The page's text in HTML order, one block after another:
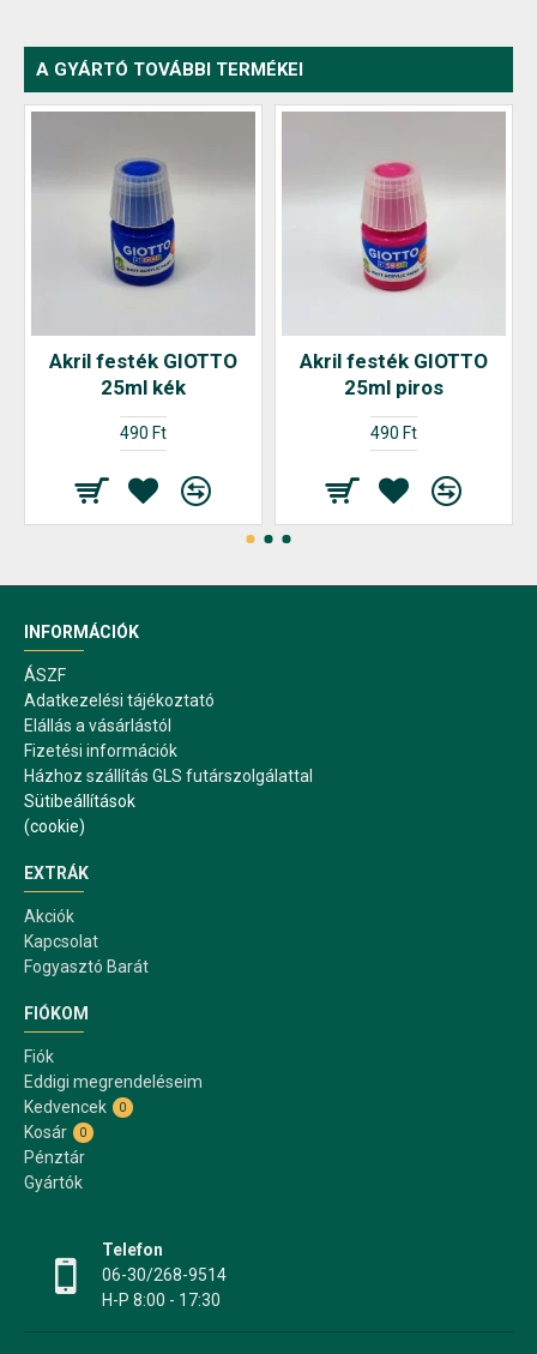
A GYÁRTÓ TOVÁBBI TERMÉKEI
Akril festék GIOTTO
25ml kék
490 Ft
Akril festék GIOTTO
25ml piros
490 Ft
INFORMÁCIÓK
ÁSZF
Adatkezelési tájékoztató
Elállás a vásárlástól
Fizetési információk
Házhoz szállítás GLS futárszolgálattal
Sütibeállítások
(cookie)
EXTRÁK
Akciók
Kapcsolat
Fogyasztó Barát
FIÓKOM
Fiók
Eddigi megrendeléseim
Kedvencek
0
Kosár 0
Pénztár
Gyártók
Telefon
06-30/268-9514
H-P 8:00 - 17:30